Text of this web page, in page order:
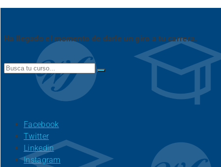
Ha llegado el momento de darle un giro a tu carrera.
Search
Facebook
Twitter
Linkedin
Instagram